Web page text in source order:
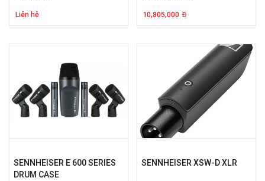
Liên hệ 10,805,000 Đ
SENNHEISER E 600 SERIES
DRUM CASE
SENNHEISER XSW-D XLR